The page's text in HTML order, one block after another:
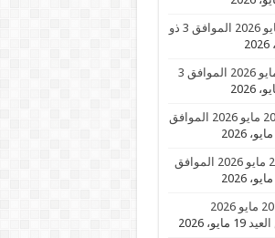
عروض نستو الدمام الاربعاء 20 مايو 2026 الموافق 3 ذو
عروض نستو الرياض الاربعاء 20 مايو 2026 الموافق 3
عروض المزرعة الجنوبية الاربعاء 20 مايو 2026 الموافق
عروض المزرعة الغربية الاربعاء 20 مايو 2026 الموافق
عروض المزرعة الشرقية الاربعاء 20 مايو 2026
19 مايو، 2026